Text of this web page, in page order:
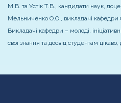
М.В. та Устік Т.В., кандидати наук,
Мельниченко О.О., викладачі
Викладачі кафедри – молоді,
свої знання та досвід студентам